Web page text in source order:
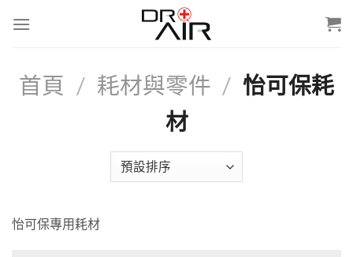
首頁 / 耗材與零件 / 怡可保耗
材
怡可保專用耗材